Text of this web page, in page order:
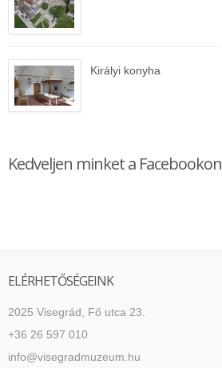
Királyi konyha
Kedveljen minket a Facebookon
ELÉRHETŐSÉGEINK
2025 Visegrád, Fő utca 23.
+36 26 597 010
info@visegradmuzeum.hu